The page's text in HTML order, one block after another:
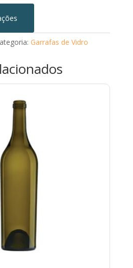
Garrafas de Vidro